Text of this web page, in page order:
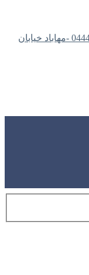
09306824321-04442237893 -مهاباد خیابان